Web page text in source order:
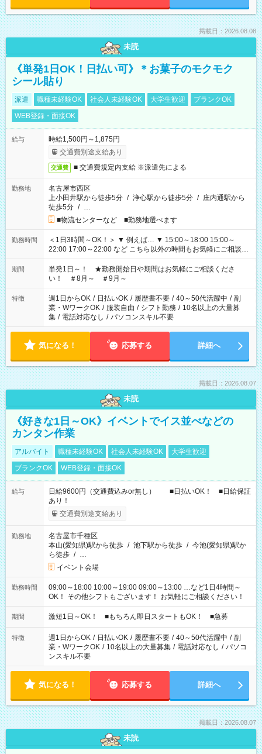
掲載日：2026.08.08
未読
《単発1日OK！日払い可》＊お菓子のモクモク
シール貼り
派遣 職種未経験OK 社会人未経験OK 大学生歓迎
ブランクOK
WEB登録・面接OK
給与
時給1,500円～1,875円
交通費別途支給あり
交通費 ■ 交通費規定内支給 ※派遣先による
勤務地
名古屋市西区
上小田井駅から徒歩5分 / 浄心駅から徒歩5分 / 庄内通駅から
徒歩5分 / …
■物流センターなど ■勤務地選べます
勤務時間
＜1日3時間～OK！＞ ▼ 例えば… ▼ 15:00～18:00 15:00～
22:00 17:00～22:00 など こちら以外の時間もお気軽にご相談く
ださい！
期間
単発1日～！ ★勤務開始日や期間はお気軽にご相談くださ
い！ ＃8月～ ＃9月～
特徴 週1日からOK / 日払いOK / 履歴書不要 / 40～50代活躍中 / 副
業・WワークOK / 服装自由 / シフト勤務 / 10名以上の大量募
集 / 電話対応なし / パソコンスキル不要
気になる！ 応募する 詳細へ
掲載日：2026.08.07
未読
《好きな1日～OK》イベントでイス並べなどの
カンタン作業
アルバイト 職種未経験OK 社会人未経験OK
大学生歓迎
ブランクOK
WEB登録・面接OK
給与
日給9600円（交通費込みor無し） ■日払いOK！ ■日給保証
あり！
交通費別途支給あり
勤務地
名古屋市千種区
本山(愛知県)駅から徒歩 / 池下駅から徒歩 / 今池(愛知県)駅か
ら徒歩 / …
イベント会場
勤務時間
09:00～18:00 10:00～19:00 09:00～13:00 …など1日4時間～
OK！ その他シフトもございます！ お気軽にご相談ください！
期間 激短1日～OK！ ■もちろん即日スタートもOK！ ■急募
特徴 週1日からOK / 日払いOK / 履歴書不要 / 40～50代活躍中 / 副
業・WワークOK / 10名以上の大量募集 / 電話対応なし / パソコ
ンスキル不要
気になる！ 応募する 詳細へ
掲載日：2026.08.07
未読